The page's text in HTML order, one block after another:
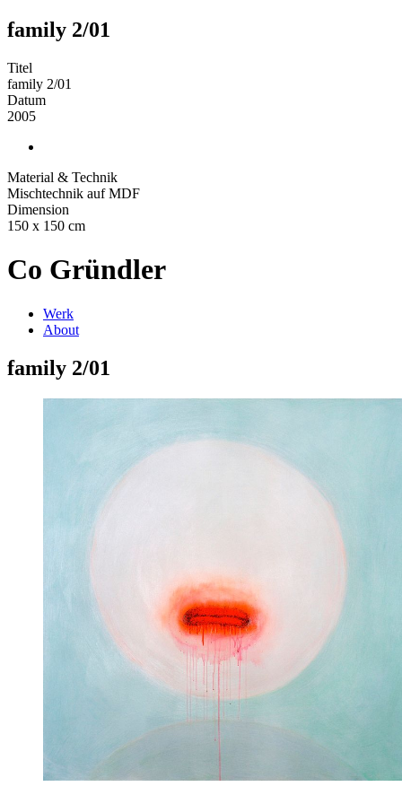
family 2/01
Titel
family 2/01
Datum
2005
Material & Technik
Mischtechnik auf MDF
Dimension
150 x 150 cm
Co Gründler
Werk
About
family 2/01